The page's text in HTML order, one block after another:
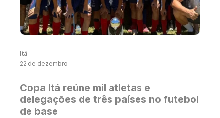
Itá
22 de dezembro
Copa Itá reúne mil atletas e
delegações de três países no futebol
de base